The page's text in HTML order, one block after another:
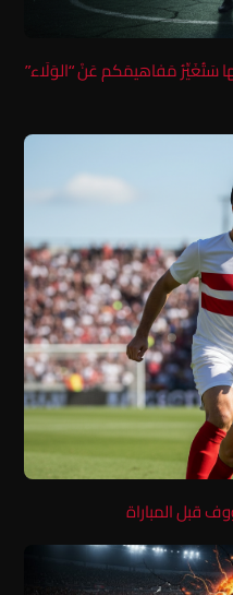
سَتُغَيِّرُ مَفاهيمَكم عَنْ “الوَلَاء”
قبل المباراة